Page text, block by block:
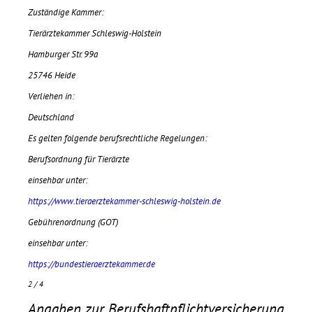
Zuständige Kammer:
Tierärztekammer Schleswig-Holstein
Hamburger Str. 99a
25746 Heide
Verliehen in:
Deutschland
Es gelten folgende berufsrechtliche Regelungen:
Berufsordnung für Tierärzte
einsehbar unter:
https://www.tieraerztekammer-schleswig-holstein.de
Gebührenordnung (GOT)
einsehbar unter:
https://bundestieraerztekammer.de
2 / 4